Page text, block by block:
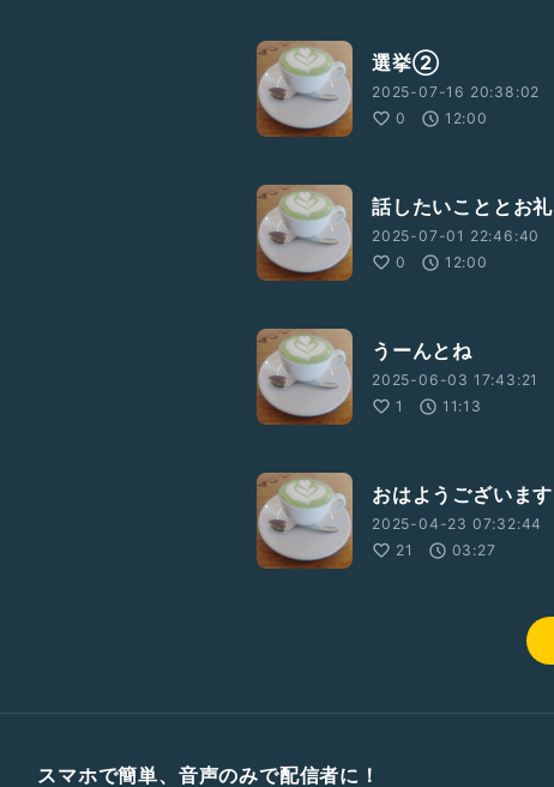
選挙②
2025-07-16 20:38:02
0
12:00
話したいこととお礼
2025-07-01 22:46:40
0
12:00
うーんとね
2025-06-03 17:43:21
1
11:13
おはようございます
2025-04-23 07:32:44
21
03:27
スマホで簡単、音声のみで配信者に！